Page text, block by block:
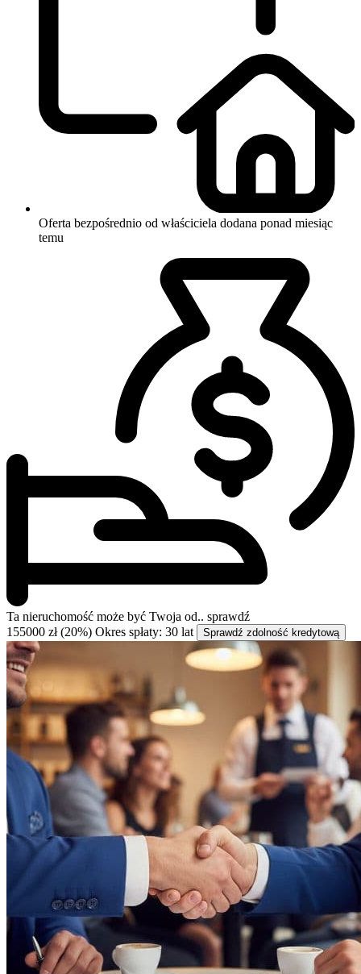
Oferta bezpośrednio od właściciela dodana ponad miesiąc
temu
Ta nieruchomość może być Twoja od.. sprawdź
155000 zł (20%) Okres spłaty: 30 lat Sprawdź zdolność kredytową